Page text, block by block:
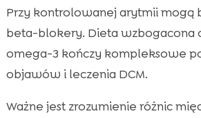
Przy kontrolowanej arytmii mogą
beta-blokery. Dieta wzbogacona
omega-3 kończy kompleksowe
objawów i leczenia DCM.
Ważne jest zrozumienie różnic